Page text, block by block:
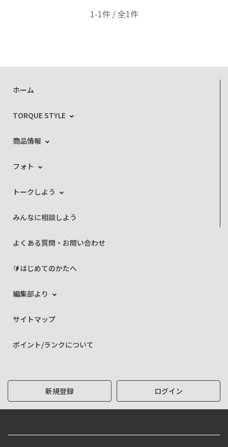
1-1件 / 全1件
ホーム
TORQUE STYLE
商品情報
フォト
トークしよう
みんなに相談しよう
よくある質問・お問い合わせ
🔰はじめてのかたへ
編集部より
サイトマップ
ポイント/ランクについて
新規登録 ログイン